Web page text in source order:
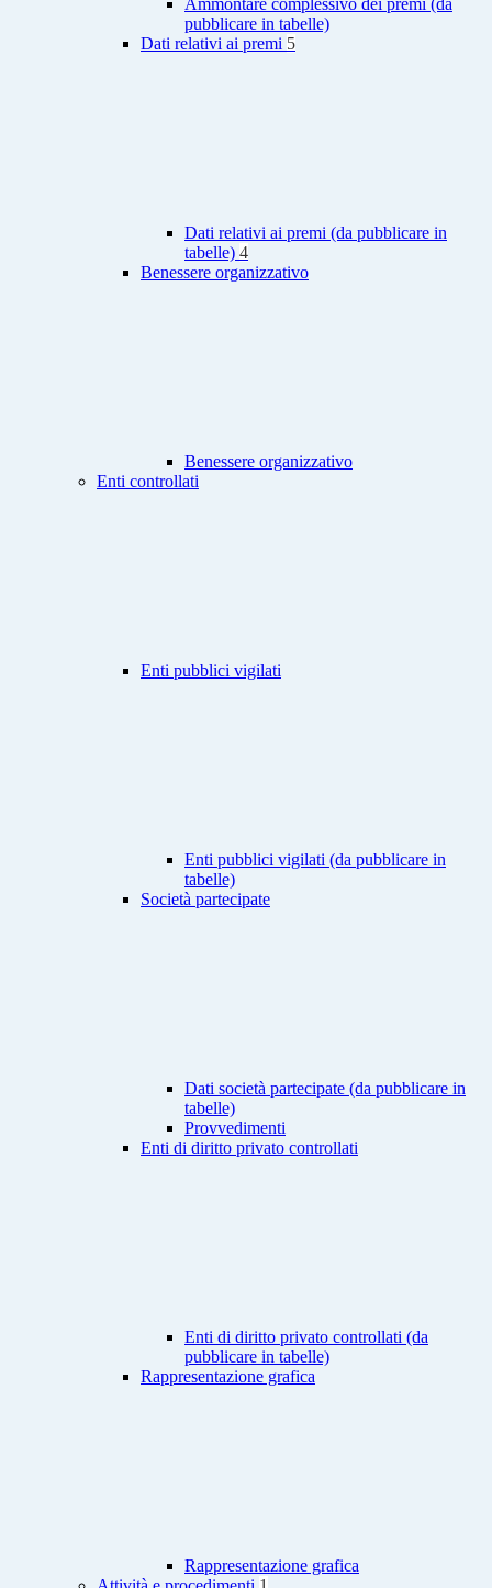
Ammontare complessivo dei premi (da
pubblicare in tabelle)
Dati relativi ai premi 5
Dati relativi ai premi (da pubblicare in
tabelle) 4
Benessere organizzativo
Benessere organizzativo
Enti controllati
Enti pubblici vigilati
Enti pubblici vigilati (da pubblicare in
tabelle)
Società partecipate
Dati società partecipate (da pubblicare in
tabelle)
Provvedimenti
Enti di diritto privato controllati
Enti di diritto privato controllati (da
pubblicare in tabelle)
Rappresentazione grafica
Rappresentazione grafica